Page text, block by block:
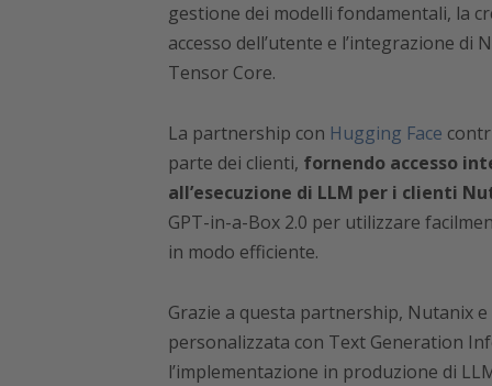
gestione dei modelli fondamentali, la
accesso dell’utente e l’integrazione di
Tensor Core.
La partnership con Hugging Face
parte dei clienti, fornendo accesso
all’esecuzione di LLM per i clienti
GPT-in-a-Box 2.0 per utilizzare
in modo efficiente.
Grazie a questa partnership, Nutanix
personalizzata con Text Generation
l’implementazione in produzione di